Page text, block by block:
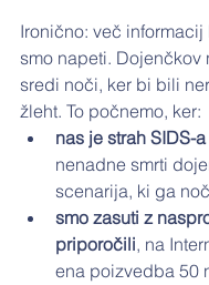
Ironično: več informacij
smo napeti. Dojenčkov
sredi noči, ker bi bili
žleht. To počnemo, ker:
nas je strah SIDS-a
nenadne smrti
scenarija, ki ga
smo zasuti z
priporočili, na
ena poizvedba 50